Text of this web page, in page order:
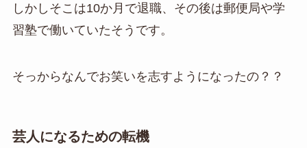
しかしそこは10か月で退職、その後は郵便局や学
習塾で働いていたそうです。
そっからなんでお笑いを志すようになったの？？
芸人になるための転機